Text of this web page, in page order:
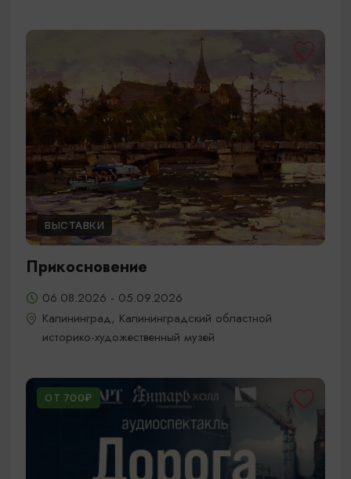
ВЫСТАВКИ
Прикосновение
06.08.2026 - 05.09.2026
Калининград, Калининградский областной
историко-художественный музей
ОТ 700₽